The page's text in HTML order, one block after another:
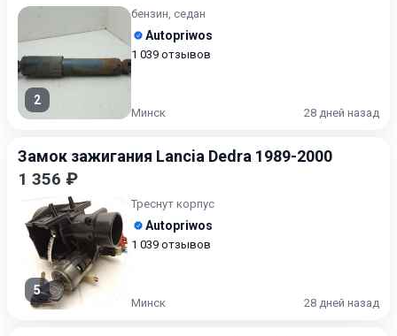
2
бензин, седан
Autopriwos
1 039 отзывов
Минск 28 дней назад
Замок зажигания Lancia Dedra 1989-2000
1 356 ₽
5
Треснут корпус
Autopriwos
1 039 отзывов
Минск 28 дней назад